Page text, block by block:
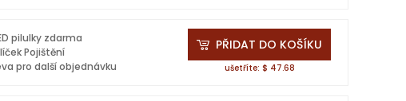
pilulky zdarma
Pojištění
pro další objednávku
PŘIDAT DO KOŠÍKU
ušetříte: $ 47.68